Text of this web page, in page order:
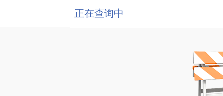
正在查询中